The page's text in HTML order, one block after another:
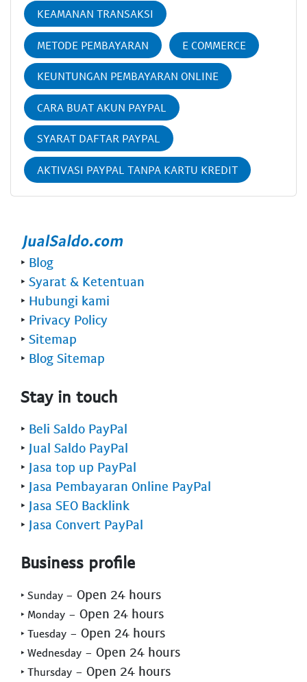
KEAMANAN TRANSAKSI
METODE PEMBAYARAN E COMMERCE
KEUNTUNGAN PEMBAYARAN ONLINE
CARA BUAT AKUN PAYPAL
SYARAT DAFTAR PAYPAL
AKTIVASI PAYPAL TANPA KARTU KREDIT
‣ Blog
‣ Syarat & Ketentuan
‣ Hubungi kami
‣ Privacy Policy
‣ Sitemap
‣ Blog Sitemap
Stay in touch
‣ Beli Saldo PayPal
‣ Jual Saldo PayPal
‣ Jasa top up PayPal
‣ Jasa Pembayaran Online PayPal
‣ Jasa SEO Backlink
‣ Jasa Convert PayPal
Business profile
‣ Sunday - Open 24 hours
‣ Monday - Open 24 hours
‣ Tuesday - Open 24 hours
‣ Wednesday - Open 24 hours
‣ Thursday - Open 24 hours